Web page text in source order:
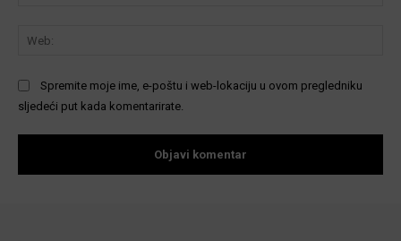
Spremite moje ime, e-poštu i web-lokaciju u ovom pregledniku
sljedeći put kada komentarirate.